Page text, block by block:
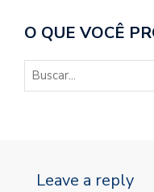
O QUE VOCÊ
Leave a reply